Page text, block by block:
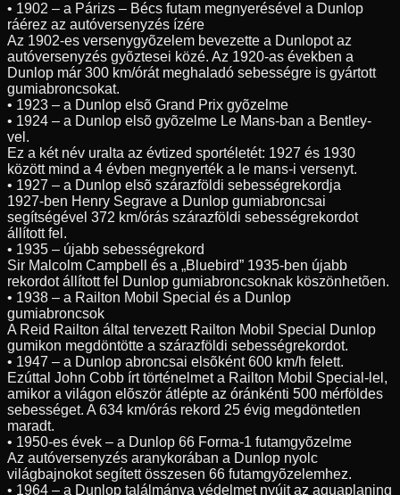
• 1902 – a Párizs – Bécs futam megnyerésével a Dunlop
ráérez az autóversenyzés ízére
Az 1902-es versenygyõzelem bevezette a Dunlopot az
autóversenyzés gyõztesei közé. Az 1920-as években a
Dunlop már 300 km/órát meghaladó sebességre is gyártott
gumiabroncsokat.
• 1923 – a Dunlop elsõ Grand Prix gyõzelme
• 1924 – a Dunlop elsõ gyõzelme Le Mans-ban a Bentley-
vel.
Ez a két név uralta az évtized sportéletét: 1927 és 1930
között mind a 4 évben megnyerték a le mans-i versenyt.
• 1927 – a Dunlop elsõ szárazföldi sebességrekordja
1927-ben Henry Segrave a Dunlop gumiabroncsai
segítségével 372 km/órás szárazföldi sebességrekordot
állított fel.
• 1935 – újabb sebességrekord
Sir Malcolm Campbell és a „Bluebird” 1935-ben újabb
rekordot állított fel Dunlop gumiabroncsoknak köszönhetõen.
• 1938 – a Railton Mobil Special és a Dunlop
gumiabroncsok
A Reid Railton által tervezett Railton Mobil Special Dunlop
gumikon megdöntötte a szárazföldi sebességrekordot.
• 1947 – a Dunlop abroncsai elsõként 600 km/h felett.
Ezúttal John Cobb írt történelmet a Railton Mobil Special-lel,
amikor a világon elõször átlépte az óránkénti 500 mérföldes
sebességet. A 634 km/órás rekord 25 évig megdöntetlen
maradt.
• 1950-es évek – a Dunlop 66 Forma-1 futamgyõzelme
Az autóversenyzés aranykorában a Dunlop nyolc
világbajnokot segített összesen 66 futamgyõzelemhez.
• 1964 – a Dunlop találmánya védelmet nyújt az aquaplaning